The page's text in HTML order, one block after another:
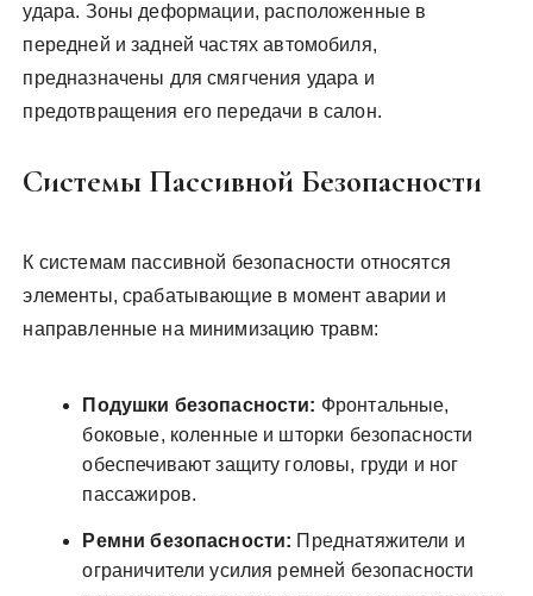
удара. Зоны деформации, расположенные в
передней и задней частях автомобиля,
предназначены для смягчения удара и
предотвращения его передачи в салон.
Системы Пассивной Безопасности
К системам пассивной безопасности относятся
элементы, срабатывающие в момент аварии и
направленные на минимизацию травм:
Подушки безопасности: Фронтальные,
боковые, коленные и шторки безопасности
обеспечивают защиту головы, груди и ног
пассажиров.
Ремни безопасности: Преднатяжители и
ограничители усилия ремней безопасности